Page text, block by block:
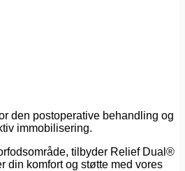
den postoperative behandling og
immobilisering.
tilbyder Relief Dual®
din komfort og støtte med vores